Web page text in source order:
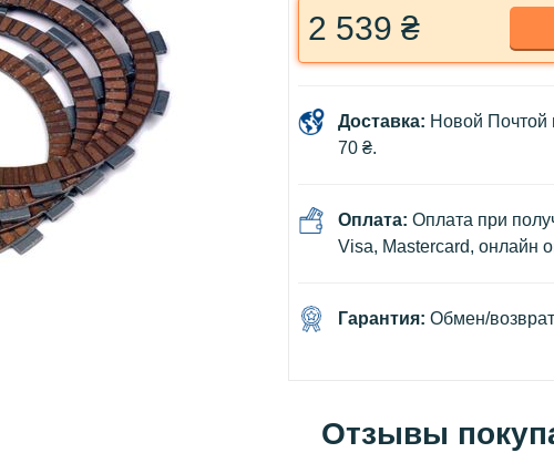
2 539 ₴
Доставка: Новой Почтой
70 ₴.
Оплата: Оплата при
Visa, Mastercard, онлайн
Гарантия: Обмен/
Отзывы